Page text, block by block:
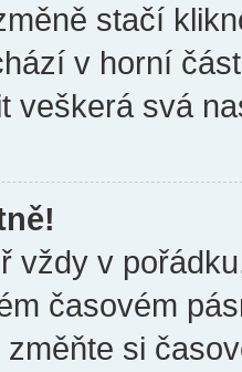
stačí
v horní
veškerá svá
vždy v
časovém
si